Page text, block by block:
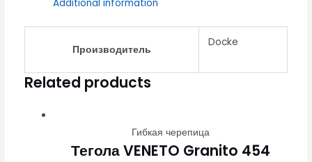
Additional information
Производитель
Docke
Related products
Гибкая черепица
Тегола VENETO Granito 454